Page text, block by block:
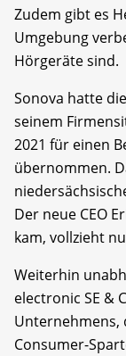
Zudem gibt es
Umgebung
Hörgeräte sind.
Sonova hatte
seinem
2021 für einen
übernommen.
Der neue CEO
kam, vollzieht
Weiterhin
electronic SE &
Unternehmens,
Consumer-